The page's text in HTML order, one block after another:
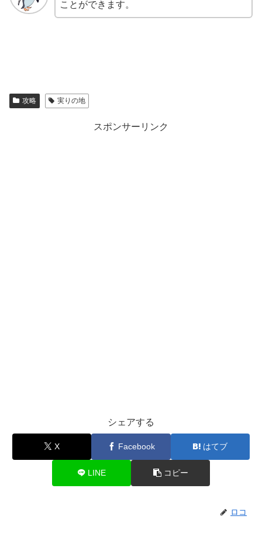
ことができます。
攻略 実りの地
スポンサーリンク
シェアする
X Facebook はてブ
LINE コピー
ロコ